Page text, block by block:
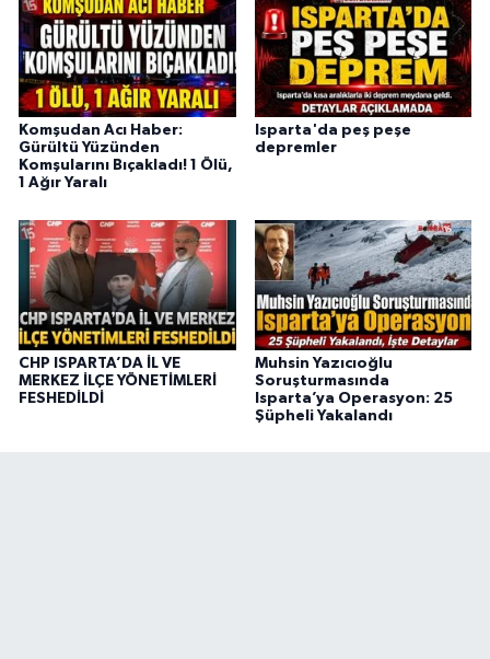
Komşudan Acı Haber:
Gürültü Yüzünden
Komşularını Bıçakladı! 1 Ölü,
1 Ağır Yaralı
Isparta'da peş peşe
depremler
CHP ISPARTA’DA İL VE
MERKEZ İLÇE YÖNETİMLERİ
FESHEDİLDİ
Muhsin Yazıcıoğlu
Soruşturmasında
Isparta’ya Operasyon: 25
Şüpheli Yakalandı